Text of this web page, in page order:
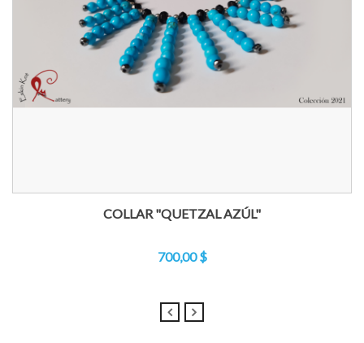
COLLAR "QUETZAL AZÚL"
700,00 $